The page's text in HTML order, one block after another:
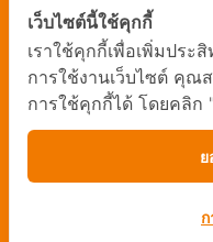
→ แผนที่มหาวิทยาลัยเชี
→ ระบบหน่วยบริการวิชา
บริการของคณะศึกษาศ
→ เว็บไซต์คณะศึกษาศ
→ ระบบจัดการเว็บไซต์
เว็บไซต์นี้ใช้คุกกี้
เราใช้คุกกี้เพื่อเพิ่มปร
การใช้งานเว็บไซต์ คุณ
การใช้คุกกี้ได้ โดยคลิก
ย
ก